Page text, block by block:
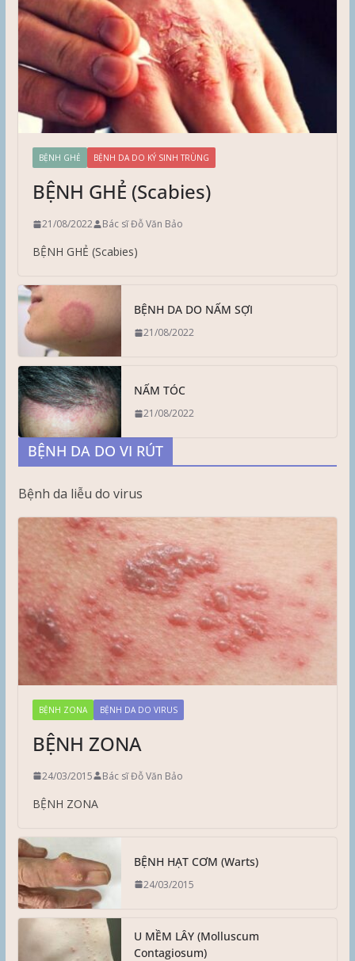
BỆNH GHẺ BỆNH DA DO KÝ SINH TRÙNG
BỆNH GHẺ (Scabies)
21/08/2022 Bác sĩ Đỗ Văn Bảo
BỆNH GHẺ (Scabies)
BỆNH DA DO NẤM SỢI
21/08/2022
NẤM TÓC
21/08/2022
BỆNH DA DO VI RÚT
Bệnh da liễu do virus
BỆNH ZONA BỆNH DA DO VIRUS
BỆNH ZONA
24/03/2015 Bác sĩ Đỗ Văn Bảo
BỆNH ZONA
BỆNH HẠT CƠM (Warts)
24/03/2015
U MỀM LÂY (Molluscum
Contagiosum)